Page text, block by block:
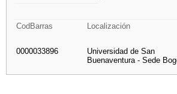
CodBarras Localización
0000033896
Universidad de San
Buenaventura - Sede